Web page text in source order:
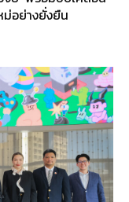
อย่างยั่งยืน